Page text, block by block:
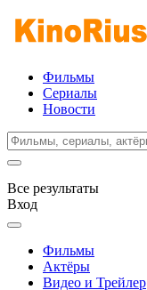
Фильмы
Сериалы
Новости
Все результаты
Вход
Фильмы
Актёры
Видео и Трейлер